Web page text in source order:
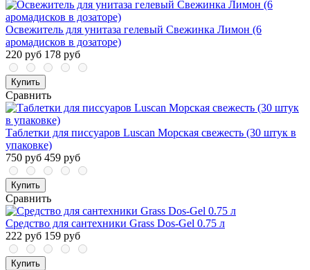
Освежитель для унитаза гелевый Свежинка Лимон (6
аромадисков в дозаторе)
220 руб 178 руб
Купить
Сравнить
Таблетки для писсуаров Luscan Морская свежесть (30 штук в
упаковке)
750 руб 459 руб
Купить
Сравнить
Средство для сантехники Grass Dos-Gel 0.75 л
222 руб 159 руб
Купить